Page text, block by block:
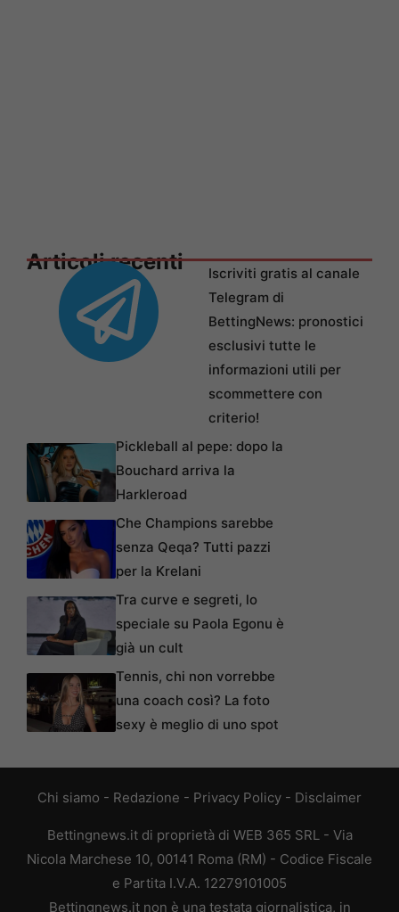
Articoli recenti
Iscriviti gratis al canale
Telegram di
BettingNews: pronostici
esclusivi tutte le
informazioni utili per
scommettere con
criterio!
Pickleball al pepe: dopo la
Bouchard arriva la
Harkleroad
Che Champions sarebbe
senza Qeqa? Tutti pazzi
per la Krelani
Tra curve e segreti, lo
speciale su Paola Egonu è
già un cult
Tennis, chi non vorrebbe
una coach così? La foto
sexy è meglio di uno spot
Chi siamo - Redazione - Privacy Policy - Disclaimer
Bettingnews.it di proprietà di WEB 365 SRL - Via
Nicola Marchese 10, 00141 Roma (RM) - Codice Fiscale
e Partita I.V.A. 12279101005
Bettingnews.it non è una testata giornalistica, in